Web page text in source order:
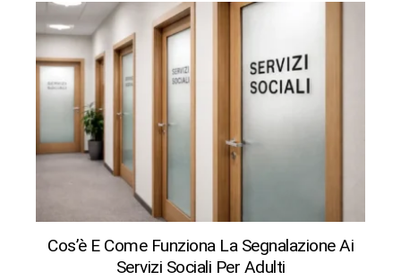
Cos’è E Come Funziona La Segnalazione Ai
Servizi Sociali Per Adulti